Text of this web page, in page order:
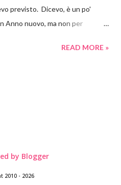
previsto. Dicevo, è un po'
Anno nuovo, ma non per
qualsiasi data, è un pretesto
mi piace un sacco guardare. Poi
vaso con i fiori. Ho cominciato a
READ MORE »
by Blogger
2010 - 2026